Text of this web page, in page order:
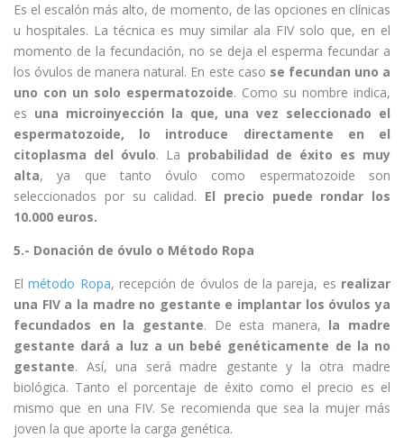
Es el escalón más alto, de momento, de las opciones en clínicas
u hospitales. La técnica es muy similar ala FIV solo que, en el
momento de la fecundación, no se deja el esperma fecundar a
los óvulos de manera natural. En este caso se fecundan uno a
uno con un solo espermatozoide. Como su nombre indica,
es una microinyección la que, una vez seleccionado el
espermatozoide, lo introduce directamente en el
citoplasma del óvulo. La probabilidad de éxito es muy
alta, ya que tanto óvulo como espermatozoide son
seleccionados por su calidad. El precio puede rondar los
10.000 euros.
5.- Donación de óvulo o Método Ropa
Elmétodo Ropa, recepción de óvulos de la pareja, es realizar
una FIV a la madre no gestante e implantar los óvulos ya
fecundados en la gestante. De esta manera, la madre
gestante dará a luz a un bebé genéticamente de la no
gestante. Así, una será madre gestante y la otra madre
biológica. Tanto el porcentaje de éxito como el precio es el
mismo que en una FIV. Se recomienda que sea la mujer más
joven la que aporte la carga genética.